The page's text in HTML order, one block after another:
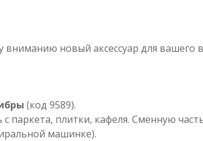
новый аксессуар для вашего
(код 9589).
паркета, плитки, кафеля. Сменную
машинке).